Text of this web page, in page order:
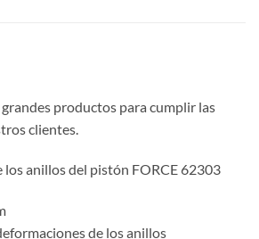
productos para cumplir las
clientes.
los anillos del pistón FORCE 62303
de los anillos